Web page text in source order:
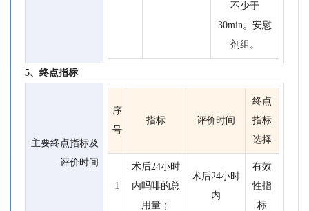
不少于
30min。安慰
剂组。
5、终点指标
主要终点指标及
评价时间
序
号
指标 评价时间
终点
指标
选择
1
术后24小时
内吗啡的总
用量；
术后24小时
内
有效
性指
标